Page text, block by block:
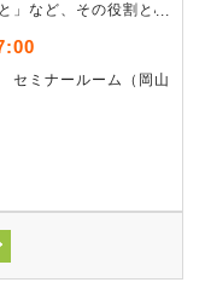
」など、その役割と心
ームの成長に必須のマ
義や役割を再認識する
成に繋がる研修です。
セミナールーム（岡山